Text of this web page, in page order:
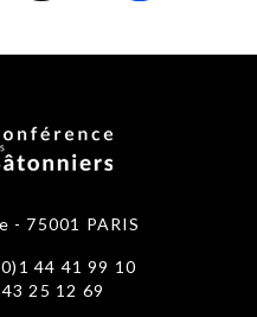
- 75001 PARIS
44 41 99 10
25 12 69